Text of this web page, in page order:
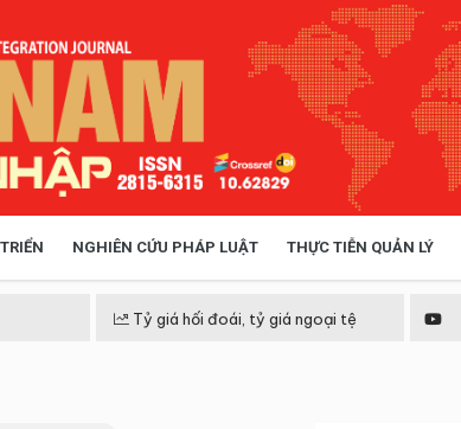
NGHIÊN CỨU PHÁP LUẬT THỰC TIỄN QUẢN LÝ
Tỷ giá hối đoái, tỷ giá ngoại tệ